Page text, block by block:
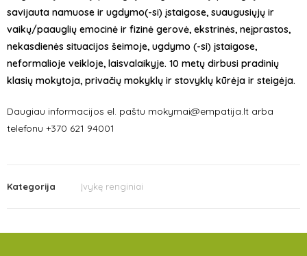
savijauta namuose ir ugdymo(-si) įstaigose, suaugusiųjų ir
vaikų/paauglių emocinė ir fizinė gerovė, ekstrinės, neįprastos,
nekasdienės situacijos šeimoje, ugdymo (-si) įstaigose,
neformalioje veikloje, laisvalaikyje. 10 metų dirbusi pradinių
klasių mokytoja, privačių mokyklų ir stovyklų kūrėja ir steigėja.
Daugiau informacijos el. paštu mokymai@empatija.lt arba
telefonu +370 621 94001
Kategorija Įvykę renginiai